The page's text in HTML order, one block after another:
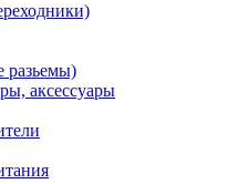
аксессуары